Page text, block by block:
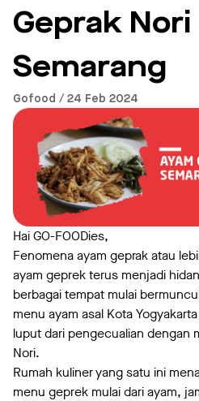
Geprak Nori
Semarang
Gofood / 24 Feb 2024
Hai GO-FOODies,
Fenomena ayam geprak atau
ayam geprek terus menjadi
berbagai tempat mulai
menu ayam asal Kota
luput dari pengecualian dengan
Nori.
Rumah kuliner yang satu ini
menu geprek mulai dari ayam,